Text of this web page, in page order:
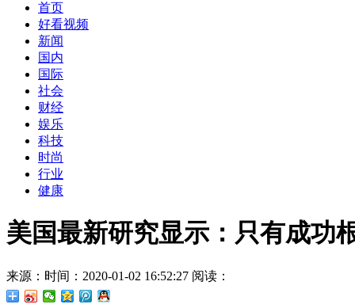
首页
好看视频
新闻
国内
国际
社会
财经
娱乐
科技
时尚
行业
健康
美国最新研究显示：只有成功
来源： 时间：2020-01-02 16:52:27 阅读：